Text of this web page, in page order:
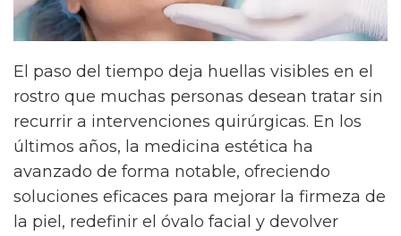
El paso del tiempo deja huellas visibles en el
rostro que muchas personas desean tratar sin
recurrir a intervenciones quirúrgicas. En los
últimos años, la medicina estética ha
avanzado de forma notable, ofreciendo
soluciones eficaces para mejorar la firmeza de
la piel, redefinir el óvalo facial y devolver